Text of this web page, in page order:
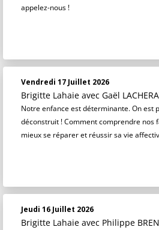
appelez-nous !
Vendredi 17 Juillet 2026
Brigitte Lahaie avec Gaël
Notre enfance est déterminante. On est
déconstruit ! Comment comprendre nos
mieux se réparer et réussir sa vie
Jeudi 16 Juillet 2026
Brigitte Lahaie avec Philippe